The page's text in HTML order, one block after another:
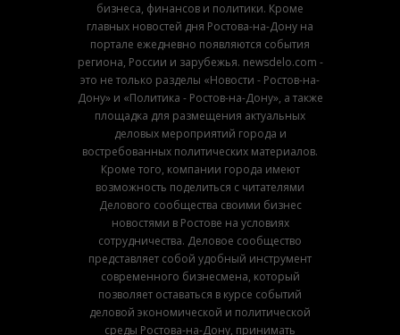
бизнеса, финансов и политики. Кроме
главных новостей дня Ростова-на-Дону на
портале ежедневно появляются события
региона, России и зарубежья. newsdelo.com -
это не только разделы «Новости - Ростов-на-
Дону» и «Политика - Ростов-на-Дону», а также
площадка для размещения актуальных
деловых мероприятий города и
востребованных политических материалов.
Кроме того, компании города имеют
возможность поделиться с читателями
Делового сообщества своими бизнес
новостями в Ростове на условиях
сотрудничества. Деловое сообщество
представляет собой удобный инструмент
современного бизнесмена, который
позволяет оставаться в курсе событий
деловой экономической и политической
среды Ростова-на-Дону, принимать